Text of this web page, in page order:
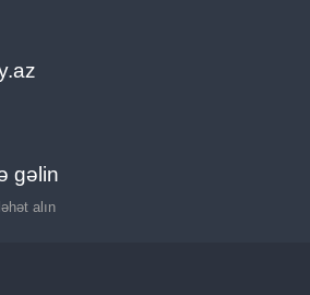
gəlin
alın